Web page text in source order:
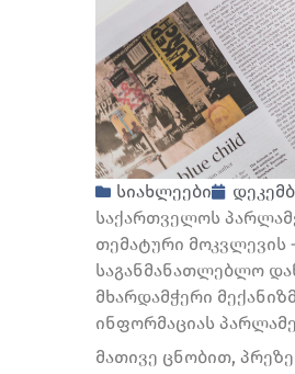
სიახლეები
საქართველოს
თემატური მოკვლევის
საგანმანათლებლო
მხარდამჭერი
ინფორმაციას
მათივე ცნობით,